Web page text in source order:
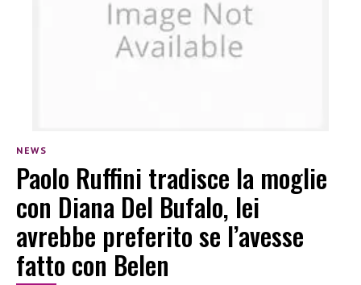
NEWS
Paolo Ruffini tradisce la moglie
con Diana Del Bufalo, lei
avrebbe preferito se l’avesse
fatto con Belen